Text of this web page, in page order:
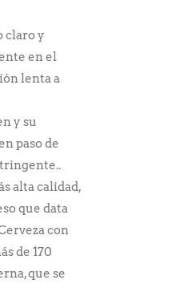
claro y
en el
lenta a
y su
paso de
alta calidad,
que data
con
de 170
que se